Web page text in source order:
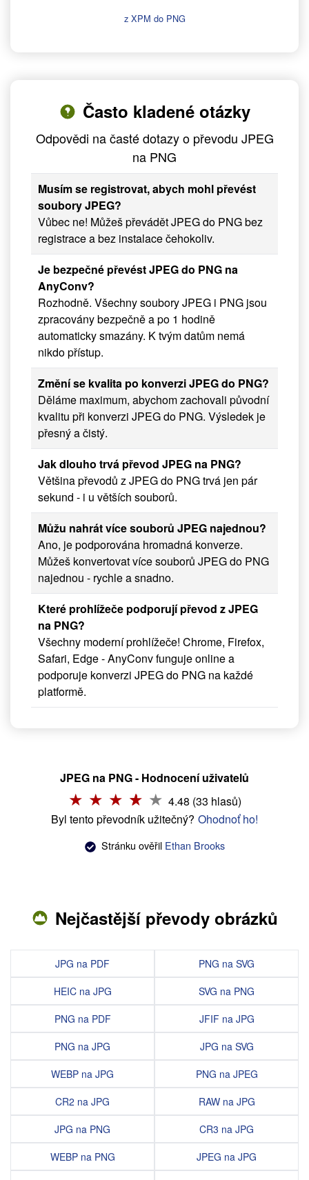
z XPM do PNG
Často kladené otázky
Odpovědi na časté dotazy o převodu JPEG
na PNG
Musím se registrovat, abych mohl převést
soubory JPEG?
Vůbec ne! Můžeš převádět JPEG do PNG bez
registrace a bez instalace čehokoliv.
Je bezpečné převést JPEG do PNG na
AnyConv?
Rozhodně. Všechny soubory JPEG i PNG jsou
zpracovány bezpečně a po 1 hodině
automaticky smazány. K tvým datům nemá
nikdo přístup.
Změní se kvalita po konverzi JPEG do PNG?
Děláme maximum, abychom zachovali původní
kvalitu při konverzi JPEG do PNG. Výsledek je
přesný a čistý.
Jak dlouho trvá převod JPEG na PNG?
Většina převodů z JPEG do PNG trvá jen pár
sekund - i u větších souborů.
Můžu nahrát více souborů JPEG najednou?
Ano, je podporována hromadná konverze.
Můžeš konvertovat více souborů JPEG do PNG
najednou - rychle a snadno.
Které prohlížeče podporují převod z JPEG
na PNG?
Všechny moderní prohlížeče! Chrome, Firefox,
Safari, Edge - AnyConv funguje online a
podporuje konverzi JPEG do PNG na každé
platformě.
JPEG na PNG - Hodnocení uživatelů
4.48 (33 hlasů)
Byl tento převodník užitečný? Ohodnoť ho!
Stránku ověřil Ethan Brooks
Nejčastější převody obrázků
JPG na PDF
HEIC na JPG
PNG na PDF
PNG na JPG
WEBP na JPG
CR2 na JPG
JPG na PNG
WEBP na PNG
PNG na SVG
SVG na PNG
JFIF na JPG
JPG na SVG
PNG na JPEG
RAW na JPG
CR3 na JPG
JPEG na JPG